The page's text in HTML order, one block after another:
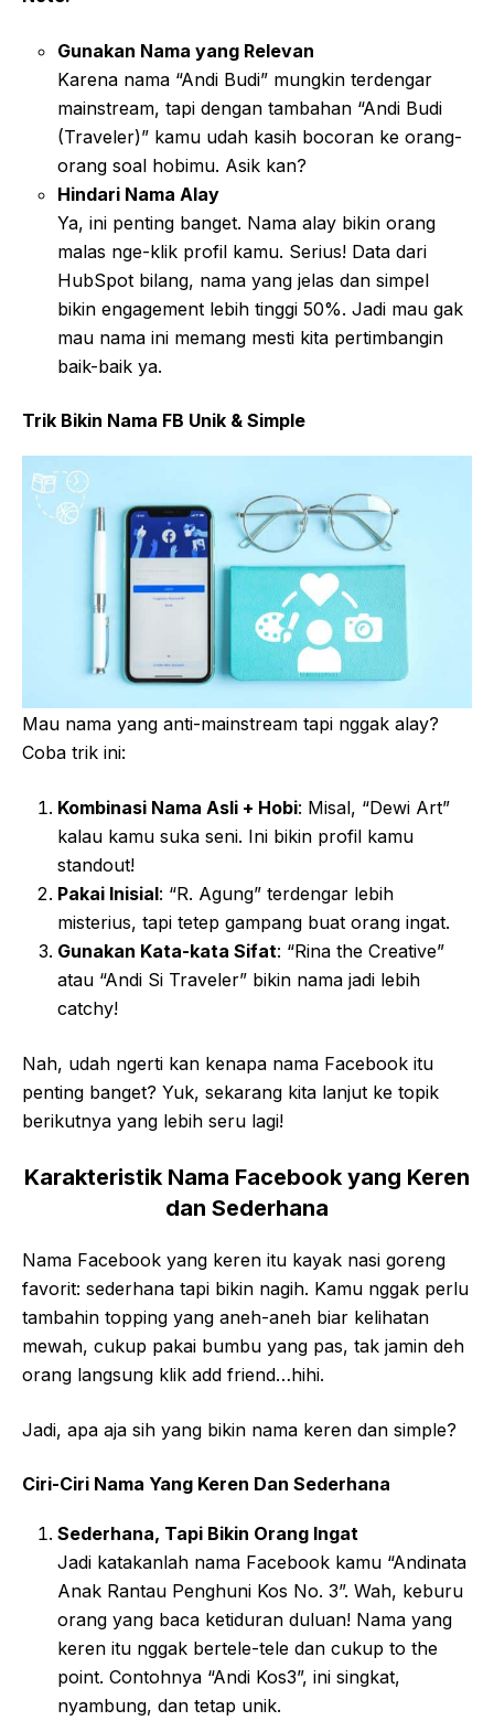
Gunakan Nama yang Relevan
Karena nama “Andi Budi” mungkin terdengar
mainstream, tapi dengan tambahan “Andi Budi
(Traveler)” kamu udah kasih bocoran ke orang-
orang soal hobimu. Asik kan?
Hindari Nama Alay
Ya, ini penting banget. Nama alay bikin orang
malas nge-klik profil kamu. Serius! Data dari
HubSpot bilang, nama yang jelas dan simpel
bikin engagement lebih tinggi 50%. Jadi mau gak
mau nama ini memang mesti kita pertimbangin
baik-baik ya.
Trik Bikin Nama FB Unik & Simple
Mau nama yang anti-mainstream tapi nggak alay?
Coba trik ini:
Kombinasi Nama Asli + Hobi: Misal, “Dewi Art”
kalau kamu suka seni. Ini bikin profil kamu
standout!
Pakai Inisial: “R. Agung” terdengar lebih
misterius, tapi tetep gampang buat orang ingat.
Gunakan Kata-kata Sifat: “Rina the Creative”
atau “Andi Si Traveler” bikin nama jadi lebih
catchy!
Nah, udah ngerti kan kenapa nama Facebook itu
penting banget? Yuk, sekarang kita lanjut ke topik
berikutnya yang lebih seru lagi!
Karakteristik Nama Facebook yang Keren
dan Sederhana
Nama Facebook yang keren itu kayak nasi goreng
favorit: sederhana tapi bikin nagih. Kamu nggak perlu
tambahin topping yang aneh-aneh biar kelihatan
mewah, cukup pakai bumbu yang pas, tak jamin deh
orang langsung klik add friend…hihi.
Jadi, apa aja sih yang bikin nama keren dan simple?
Ciri-Ciri Nama Yang Keren Dan Sederhana
Sederhana, Tapi Bikin Orang Ingat
Jadi katakanlah nama Facebook kamu “Andinata
Anak Rantau Penghuni Kos No. 3”. Wah, keburu
orang yang baca ketiduran duluan! Nama yang
keren itu nggak bertele-tele dan cukup to the
point. Contohnya “Andi Kos3”, ini singkat,
nyambung, dan tetap unik.